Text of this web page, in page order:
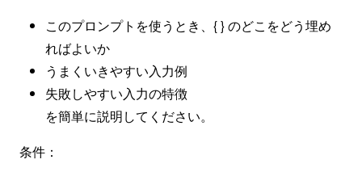
このプロンプトを使うとき、{ } のどこをどう埋め
ればよいか
うまくいきやすい入力例
失敗しやすい入力の特徴
を簡単に説明してください。
条件：